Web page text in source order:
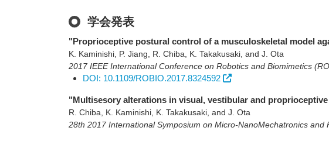
学会発表
"Proprioceptive postural control of a musculoskeletal model
K. Kaminishi, P. Jiang, R. Chiba, K. Takakusaki, and J. Ota
2017 IEEE International Conference on Robotics and Biomimetics
DOI: 10.1109/ROBIO.2017.8324592
"Multisesory alterations in visual, vestibular and
R. Chiba, K. Kaminishi, K. Takakusaki, and J. Ota
28th 2017 International Symposium on Micro-NanoMechatronics and